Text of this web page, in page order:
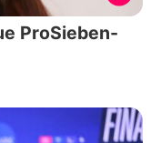
ProSieben-